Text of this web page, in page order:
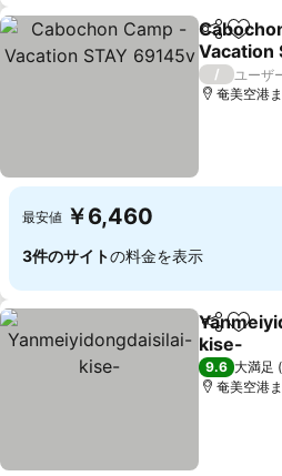
シェアお気
Vacation
/
ユーザ
奄美空港
最安値 ￥6,460
3件のサイトの料金を表示
シェアお気
kise-
9.6 大満足
奄美空港